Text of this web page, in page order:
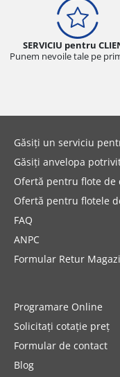
SERVICIU pentru
Punem nevoile tale pe
Găsiți un serviciu
Găsiți anvelopa
Ofertă pentru flote de
Ofertă pentru flotele
FAQ
ANPC
Formular Retur
Programare Online
Solicitați cotație preț
Formular de contact
Blog